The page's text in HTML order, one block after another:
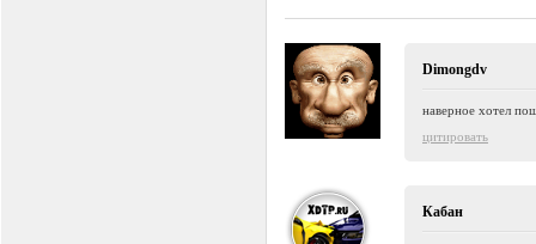
Dimongdv
наверное хотел
цитировать
Кабан